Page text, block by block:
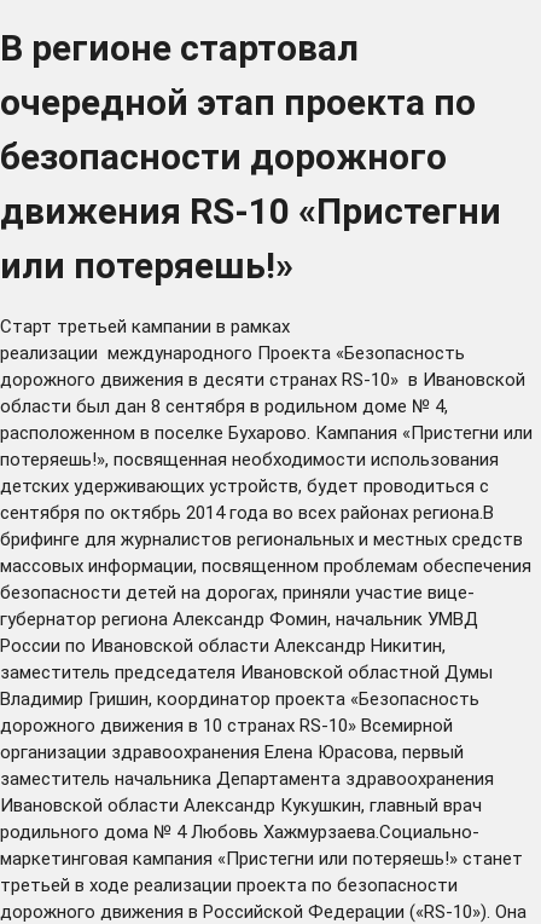
В регионе стартовал
очередной этап проекта по
безопасности дорожного
движения RS-10 «Пристегни
или потеряешь!»
Старт третьей кампании в рамках
реализации международного Проекта «Безопасность
дорожного движения в десяти странах RS-10» в Ивановской
области был дан 8 сентября в родильном доме № 4,
расположенном в поселке Бухарово. Кампания «Пристегни или
потеряешь!», посвященная необходимости использования
детских удерживающих устройств, будет проводиться с
сентября по октябрь 2014 года во всех районах региона.В
брифинге для журналистов региональных и местных средств
массовых информации, посвященном проблемам обеспечения
безопасности детей на дорогах, приняли участие вице-
губернатор региона Александр Фомин, начальник УМВД
России по Ивановской области Александр Никитин,
заместитель председателя Ивановской областной Думы
Владимир Гришин, координатор проекта «Безопасность
дорожного движения в 10 странах RS-10» Всемирной
организации здравоохранения Елена Юрасова, первый
заместитель начальника Департамента здравоохранения
Ивановской области Александр Кукушкин, главный врач
родильного дома № 4 Любовь Хажмурзаева.Социально-
маркетинговая кампания «Пристегни или потеряешь!» станет
третьей в ходе реализации проекта по безопасности
дорожного движения в Российской Федерации («RS-10»). Она